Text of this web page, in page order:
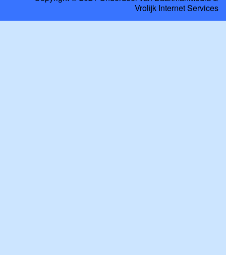
Vrolijk Internet Services